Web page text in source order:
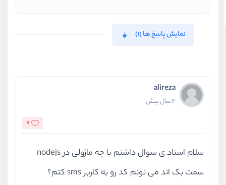
نمایش پاسخ ها (1)
alireza
4 سال پیش
0
سلام استاد ی سوال داشتم با چه ماژولی در nodejs
سمت بک اند می نونم کد رو به کاربر sms کتم؟